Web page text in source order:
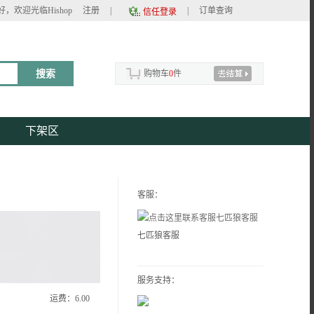
，欢迎光临Hishop 注册 信任登录 订单查询
购物车0件
下架区
运费： 6.00
客服：
七匹狼客服
服务支持：